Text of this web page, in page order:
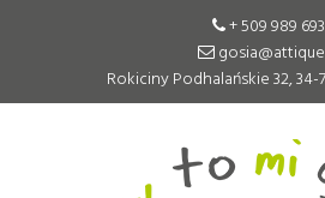
+ 509 989 693
Rokiciny Podhalańskie 32, 34-